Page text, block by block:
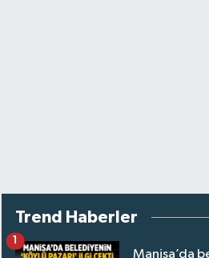
Trend Haberler
Manisa’da
1